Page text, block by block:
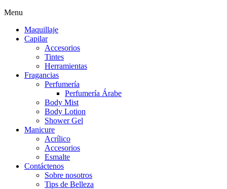
Menu
Maquillaje
Capilar
Accesorios
Tintes
Herramientas
Fragancias
Perfumería
Perfumería Árabe
Body Mist
Body Lotion
Shower Gel
Manicure
Acrílico
Accesorios
Esmalte
Contáctenos
Sobre nosotros
Tips de Belleza